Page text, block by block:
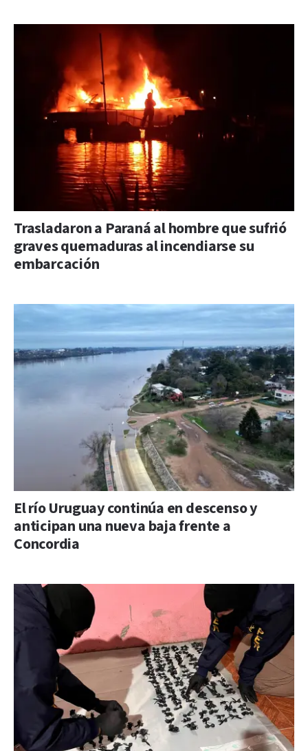
Trasladaron a Paraná al hombre que sufrió
graves quemaduras al incendiarse su
embarcación
El río Uruguay continúa en descenso y
anticipan una nueva baja frente a
Concordia